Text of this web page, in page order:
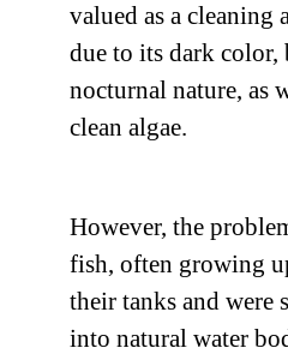
valued as a cleaning
due to its dark
nocturnal nature, as
clean algae.
However, the
fish, often growing
their tanks and were
into natural water